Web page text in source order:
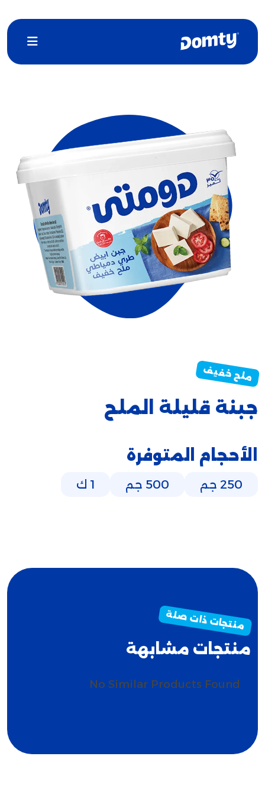
جبنة قليلة الملح
الأحجام المتوفرة
250 جم 500 جم 1 ك
منتجات مشابهة
No Similar Products Found